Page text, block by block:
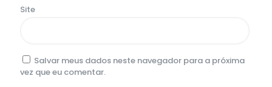
Site
Salvar meus dados neste navegador para a próxima
vez que eu comentar.